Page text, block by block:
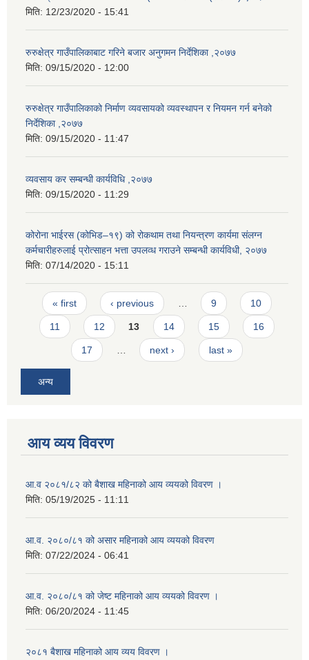
मिति: 12/23/2020 - 15:41
रुरुक्षेत्र गाउँपालिकाबाट गरिने बजार अनुगमन निर्देशिका ,२०७७
मिति: 09/15/2020 - 12:00
रुरुक्षेत्र गाउँपालिकाको निर्माण व्यवसायको व्यवस्थापन र नियमन गर्न बनेको
निर्देशिका ,२०७७
मिति: 09/15/2020 - 11:47
व्यवसाय कर सम्बन्धी कार्यविधि ,२०७७
मिति: 09/15/2020 - 11:29
कोरोना भाईरस (कोभिड–१९) को रोकथाम तथा नियन्त्रण कार्यमा संलग्न
कर्मचारीहरुलाई प्रोत्साहन भत्ता उपलव्ध गराउने सम्बन्धी कार्यविधी, २०७७
मिति: 07/14/2020 - 15:11
Pages
« first ‹ previous 9 10
11 12 13 14 15 16
17 next › last »
अन्य
आय व्यय विवरण
आ.व २०८१/८२ को बैशाख महिनाको आय व्ययको विवरण ।
मिति: 05/19/2025 - 11:11
आ.व. २०८०/८१ को असार महिनाको आय व्ययको विवरण
मिति: 07/22/2024 - 06:41
आ.व. २०८०/८१ को जेष्ट महिनाको आय व्ययको विवरण ।
मिति: 06/20/2024 - 11:45
२०८१ बैशाख महिनाको आय व्यय विवरण ।